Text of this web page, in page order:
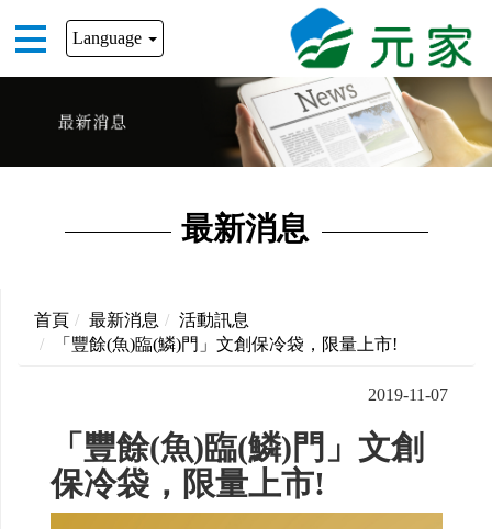
Language
最新消息
首頁 最新消息
活動訊息
「豐餘(魚)臨(鱗)門」文創保冷袋，限量上市!
2019-11-07
「豐餘(魚)臨(鱗)門」文創
保冷袋，限量上市!